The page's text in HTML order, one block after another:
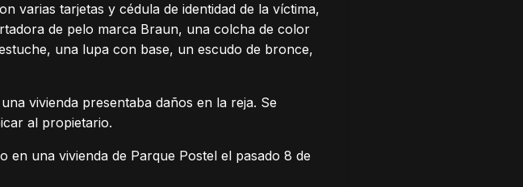
varias tarjetas y cédula de identidad de la víctima,
de pelo marca Braun, una colcha de color
una lupa con base, un escudo de bronce,
vivienda presentaba daños en la reja. Se
al propietario.
una vivienda de Parque Postel el pasado 8 de